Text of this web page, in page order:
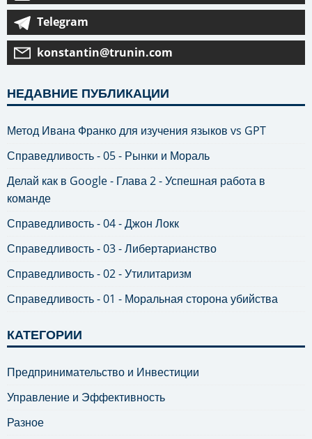
Telegram
konstantin@trunin.com
НЕДАВНИЕ ПУБЛИКАЦИИ
Метод Ивана Франко для изучения языков vs GPT
Справедливость - 05 - Рынки и Мораль
Делай как в Google - Глава 2 - Успешная работа в
команде
Справедливость - 04 - Джон Локк
Справедливость - 03 - Либертарианство
Справедливость - 02 - Утилитаризм
Справедливость - 01 - Моральная сторона убийства
КАТЕГОРИИ
Предпринимательство и Инвестиции
Управление и Эффективность
Разное